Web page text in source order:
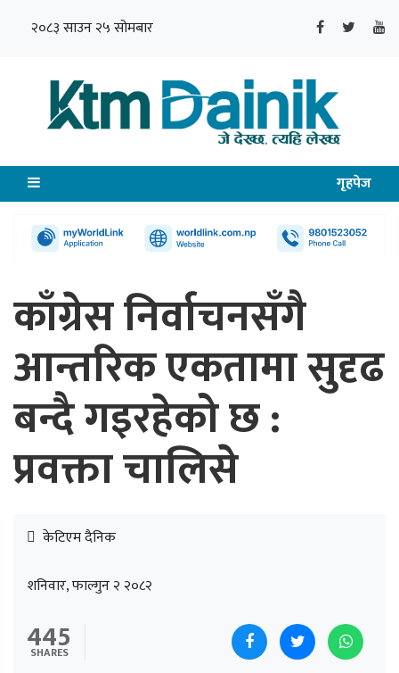
२०८३ साउन २५ सोमबार
गृहपेज
काँग्रेस निर्वाचनसँगै
आन्तरिक एकतामा सुदृढ
बन्दै गइरहेको छ :
प्रवक्ता चालिसे
केटिएम दैनिक
शनिवार, फाल्गुन २ २०८२
445
SHARES